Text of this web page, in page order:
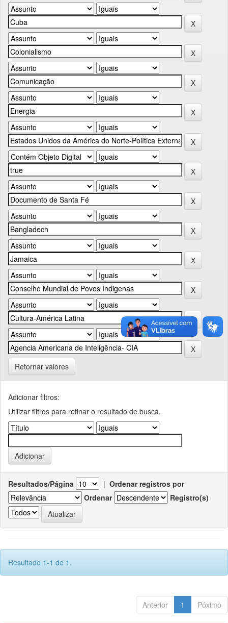
Retornar valores
Adicionar filtros:
Utilizar filtros para refinar o resultado de busca.
Resultados/Página | Ordenar registros por
Ordenar
Registro(s)
Resultado 1-1 de 1.
Anterior 1 Póximo